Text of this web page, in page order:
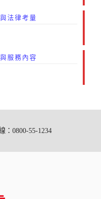
法律考量
服務內容
：0800-55-1234